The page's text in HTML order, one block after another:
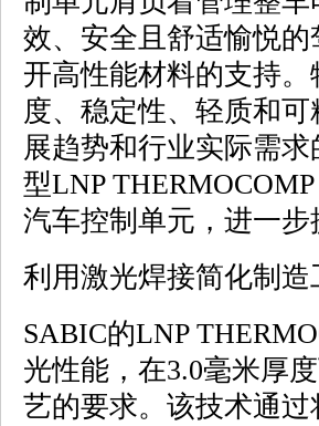
效、安全且舒适愉悦
开高性能材料的支持
度、稳定性、轻质和
展趋势和行业实际需
型LNP
汽车控制单元，进一
利用激光焊接简化制造
SABIC的LNP
光性能，在3.0毫米厚
艺的要求。该技术通